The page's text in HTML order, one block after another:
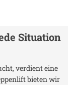
Situation
verdient eine
bieten wir